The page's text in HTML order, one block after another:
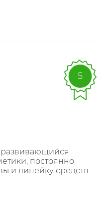
развивающийся
постоянно
и линейку средств.
5